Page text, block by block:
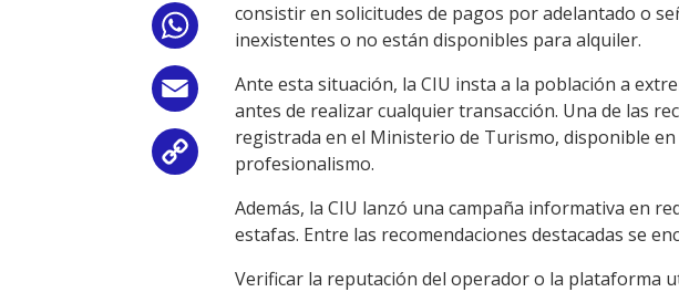
WhatsApp
Email
Copy
Link
consistir en solicitudes de pagos por adelantado o
inexistentes o no están disponibles para alquiler.
Ante esta situación, la CIU insta a la población a
antes de realizar cualquier transacción. Una de las
registrada en el Ministerio de Turismo, disponible
profesionalismo.
Además, la CIU lanzó una campaña informativa en
estafas. Entre las recomendaciones destacadas se
Verificar la reputación del operador o la plataforma